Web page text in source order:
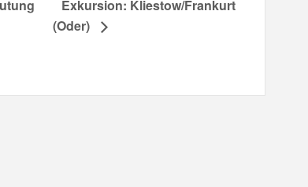
Exkursion: Kliestow/Frankurt
(Oder)